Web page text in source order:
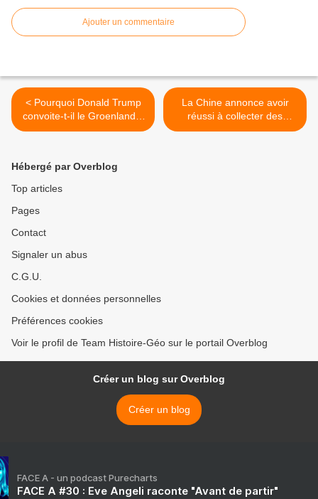
Ajouter un commentaire
< Pourquoi Donald Trump
convoite-t-il le Groenland ?
(lepoint.fr)
La Chine annonce avoir
réussi à collecter des
échantillons de la face
Hébergé par Overblog
Top articles
Pages
Contact
Signaler un abus
C.G.U.
Cookies et données personnelles
Préférences cookies
Voir le profil de Team Histoire-Géo sur le portail Overblog
Créer un blog sur Overblog
Créer un blog
FACE A - un podcast Purecharts
FACE A #30 : Eve Angeli raconte "Avant de partir"